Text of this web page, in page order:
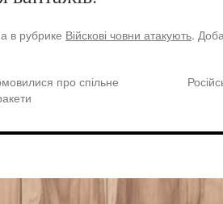
в рубрике Війскові човни атакують.
про спільне